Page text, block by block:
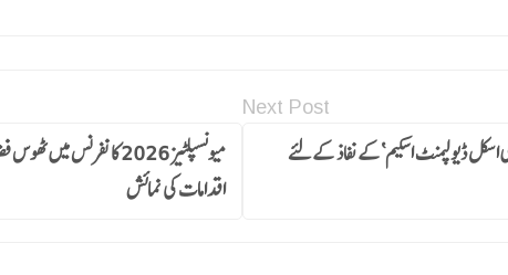
میونسپلٹیز 2026 کانفرنس
اقدامات کی نمائش
Next Post
ڈیولپمنٹ اسکیم‘کے نفاذ کےلئے